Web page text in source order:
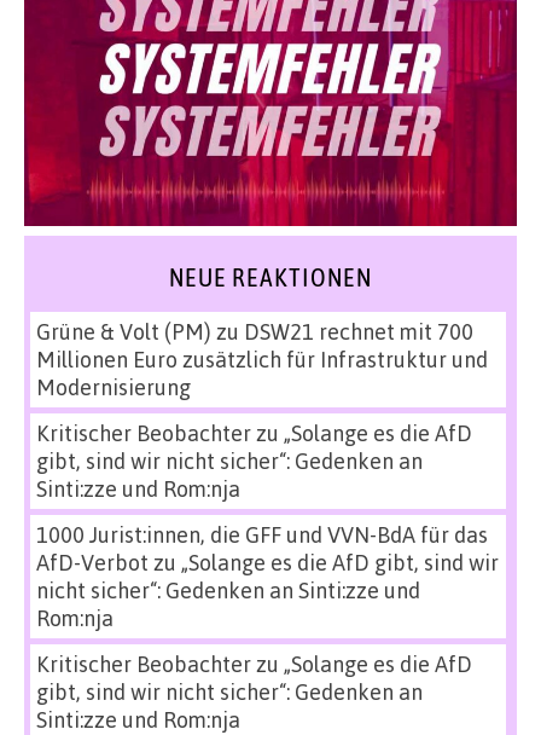
NEUE REAKTIONEN
Grüne & Volt (PM) zu DSW21 rechnet mit 700
Millionen Euro zusätzlich für Infrastruktur und
Modernisierung
Kritischer Beobachterzu „Solange es die AfD
gibt, sind wir nicht sicher“: Gedenken an
Sinti:zze und Rom:nja
1000 Jurist:innen, die GFF und VVN-BdA für das
AfD-Verbot zu „Solange es die AfD gibt, sind wir
nicht sicher“: Gedenken an Sinti:zze und
Rom:nja
Kritischer Beobachterzu „Solange es die AfD
gibt, sind wir nicht sicher“: Gedenken an
Sinti:zze und Rom:nja